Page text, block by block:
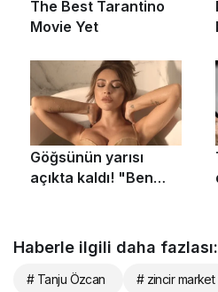
Haberle ilgili daha fazlası:
# Tanju Özcan # zincir market